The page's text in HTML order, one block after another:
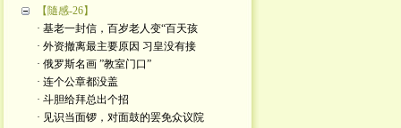
【隨感-26】
· 基老一封信，百岁老人变“百天孩
· 外资撤离最主要原因 习皇没有接
· 俄罗斯名画 ”教室门口”
· 连个公章都没盖
· 斗胆给拜总出个招
· 见识当面锣，对面鼓的罢免众议院